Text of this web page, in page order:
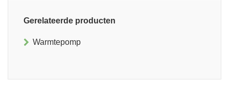
Gerelateerde producten
Warmtepomp